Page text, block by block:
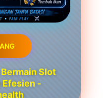
Slot
Efesien -